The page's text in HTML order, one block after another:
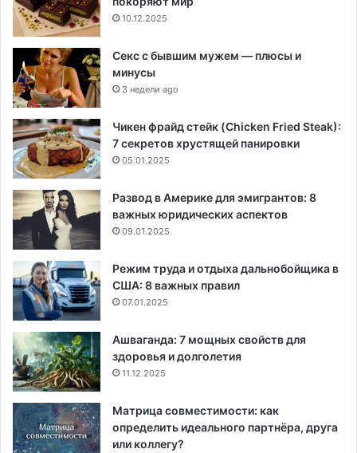
10.12.2025
Секс с бывшим мужем — плюсы и
минусы
3 недели ago
Чикен фрайд стейк (Chicken Fried Steak):
7 секретов хрустящей панировки
05.01.2025
Развод в Америке для эмигрантов: 8
важных юридических аспектов
09.01.2025
Режим труда и отдыха дальнобойщика в
США: 8 важных правил
07.01.2025
Ашваганда: 7 мощных свойств для
здоровья и долголетия
11.12.2025
Матрица совместимости: как
определить идеального партнёра, друга
или коллегу?